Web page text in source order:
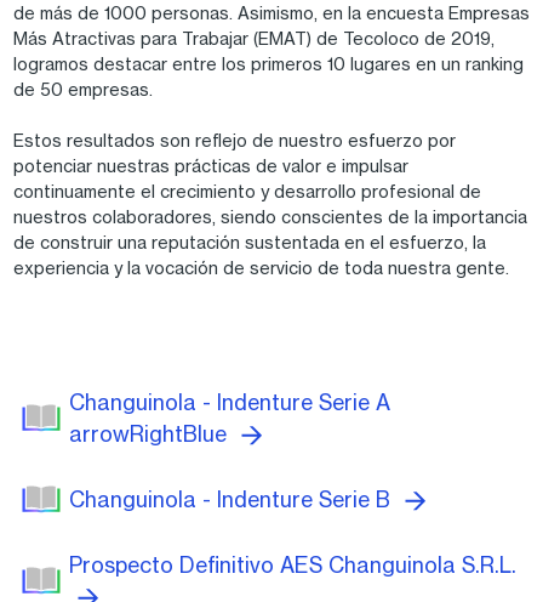
de más de 1000 personas. Asimismo, en la encuesta Empresas
Más Atractivas para Trabajar (EMAT) de Tecoloco de 2019,
logramos destacar entre los primeros 10 lugares en un ranking
de 50 empresas.
Estos resultados son reflejo de nuestro esfuerzo por
potenciar nuestras prácticas de valor e impulsar
continuamente el crecimiento y desarrollo profesional de
nuestros colaboradores, siendo conscientes de la importancia
de construir una reputación sustentada en el esfuerzo, la
experiencia y la vocación de servicio de toda nuestra gente.
Changuinola - Indenture Serie A
arrowRightBlue
Changuinola - Indenture Serie B
Prospecto Definitivo AES Changuinola S.R.L.